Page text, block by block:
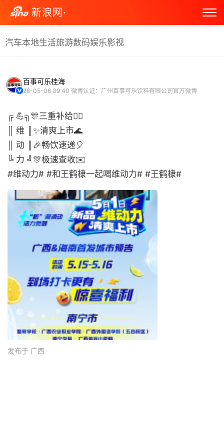
新浪网·
汽车本地生活旅游数码娱乐影视
百事可乐桂海
26-05-06 09:40 微博认证：广州百事可乐饮料有限公司官方微博
╔ 💪╗🎊三重补给🏄‍♂️
║ 维 ║✨清爽上市🌊
║ 动 ║🎉畅饮速递🎈
╚ 力 ╝🎊极速查收✉️ ​​​​
#维动力# #和王鹤棣一起喝维动力# #王鹤棣# ​​​
发布于 广西